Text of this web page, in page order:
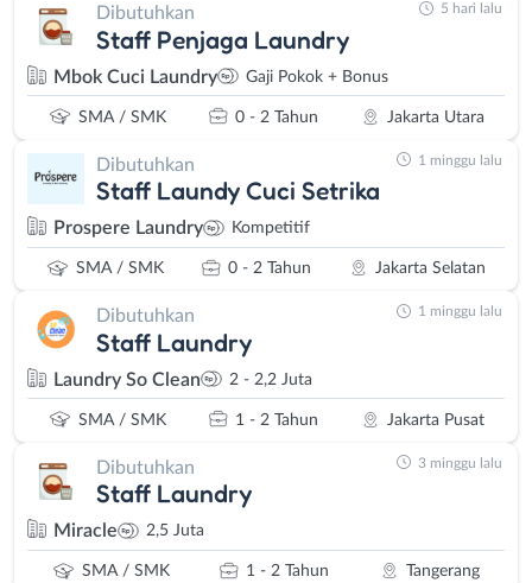
Dibutuhkan
Staff Penjaga Laundry
Mbok Cuci Laundry Gaji Pokok + Bonus
SMA / SMK 0 - 2 Tahun Jakarta Utara
5 hari lalu
Dibutuhkan
Staff Laundy Cuci Setrika
Prospere Laundry Kompetitif
SMA / SMK 0 - 2 Tahun Jakarta Selatan
1 minggu lalu
Dibutuhkan
Staff Laundry
Laundry So Clean 2 - 2,2 Juta
SMA / SMK 1 - 2 Tahun Jakarta Pusat
1 minggu lalu
Dibutuhkan
Staff Laundry
Miracle 2,5 Juta
SMA / SMK 1 - 2 Tahun Tangerang
3 minggu lalu